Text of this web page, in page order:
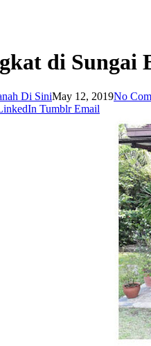
di Sungai
Di SiniMay 12, 2019No
Tumblr Email